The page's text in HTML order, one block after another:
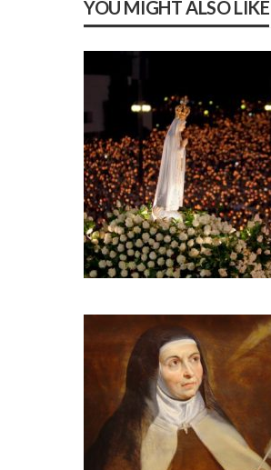
YOU MIGHT ALSO LIKE